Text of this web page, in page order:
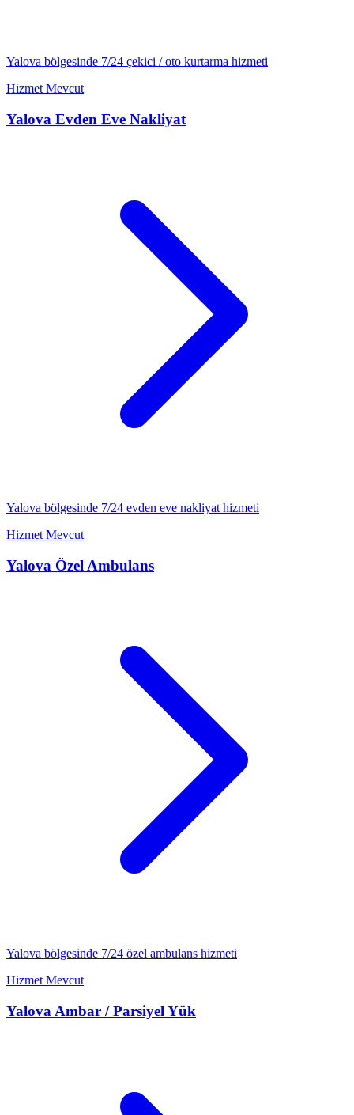
Yalova bölgesinde 7/24 çekici / oto kurtarma hizmeti
Hizmet Mevcut
Yalova Evden Eve Nakliyat
Yalova bölgesinde 7/24 evden eve nakliyat hizmeti
Hizmet Mevcut
Yalova Özel Ambulans
Yalova bölgesinde 7/24 özel ambulans hizmeti
Hizmet Mevcut
Yalova Ambar / Parsiyel Yük